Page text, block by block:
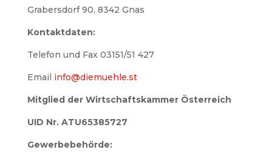
Grabersdorf 90, 8342 Gnas
Kontaktdaten:
Telefon und Fax 03151/51 427
Email info@diemuehle.st
Mitglied der Wirtschaftskammer Österreich
UID Nr. ATU65385727
Gewerbebehörde: